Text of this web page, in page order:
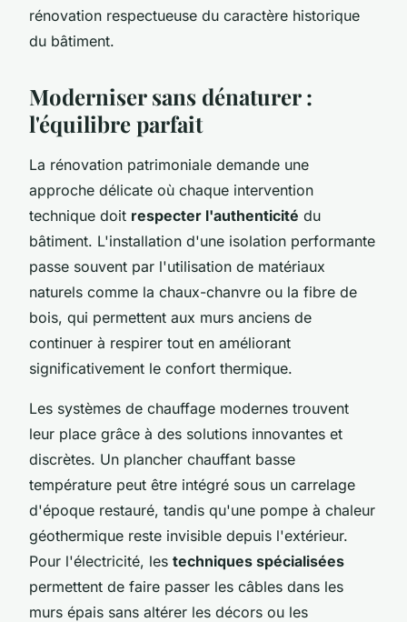
rénovation respectueuse du caractère historique
du bâtiment.
Moderniser sans dénaturer :
l'équilibre parfait
La rénovation patrimoniale demande une
approche délicate où chaque intervention
technique doit respecter l'authenticité du
bâtiment. L'installation d'une isolation performante
passe souvent par l'utilisation de matériaux
naturels comme la chaux-chanvre ou la fibre de
bois, qui permettent aux murs anciens de
continuer à respirer tout en améliorant
significativement le confort thermique.
Les systèmes de chauffage modernes trouvent
leur place grâce à des solutions innovantes et
discrètes. Un plancher chauffant basse
température peut être intégré sous un carrelage
d'époque restauré, tandis qu'une pompe à chaleur
géothermique reste invisible depuis l'extérieur.
Pour l'électricité, les techniques spécialisées
permettent de faire passer les câbles dans les
murs épais sans altérer les décors ou les